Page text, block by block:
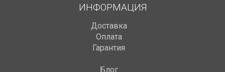
ИНФОРМАЦИЯ
Доставка
Оплата
Гарантия
Блог